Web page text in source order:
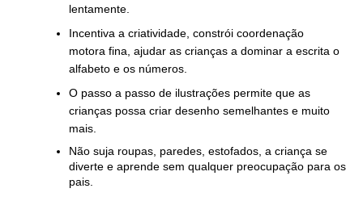
lentamente.
Incentiva a criatividade, constrói coordenação
motora fina, ajudar as crianças a dominar a escrita o
alfabeto e os números.
O passo a passo de ilustrações permite que as
crianças possa criar desenho semelhantes e muito
mais.
Não suja roupas, paredes, estofados, a criança se
diverte e aprende sem qualquer preocupação para os
pais.